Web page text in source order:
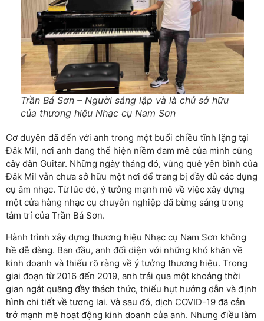
Trần Bá Sơn – Người sáng lập và là chủ sở hữu
của thương hiệu Nhạc cụ Nam Sơn
Cơ duyên đã đến với anh trong một buổi chiều tĩnh lặng tại
Đăk Mil, nơi anh đang thể hiện niềm đam mê của mình cùng
cây đàn Guitar. Những ngày tháng đó, vùng quê yên bình của
Đăk Mil vẫn chưa sở hữu một nơi để trang bị đầy đủ các dụng
cụ âm nhạc. Từ lúc đó, ý tưởng mạnh mẽ về việc xây dựng
một cửa hàng nhạc cụ chuyên nghiệp đã bừng sáng trong
tâm trí của Trần Bá Sơn.
Hành trình xây dựng thương hiệu Nhạc cụ Nam Sơn không
hề dễ dàng. Ban đầu, anh đối diện với những khó khăn về
kinh doanh và thiếu rõ ràng về ý tưởng thương hiệu. Trong
giai đoạn từ 2016 đến 2019, anh trải qua một khoảng thời
gian ngắt quãng đầy thách thức, thiếu hụt hướng dẫn và định
hình chi tiết về tương lai. Và sau đó, dịch COVID-19 đã cản
trở mạnh mẽ hoạt động kinh doanh của anh. Nhưng điều làm